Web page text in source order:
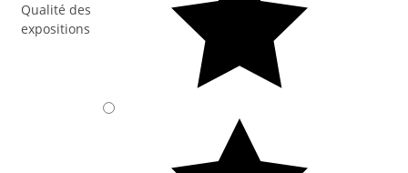
Qualité des
expositions